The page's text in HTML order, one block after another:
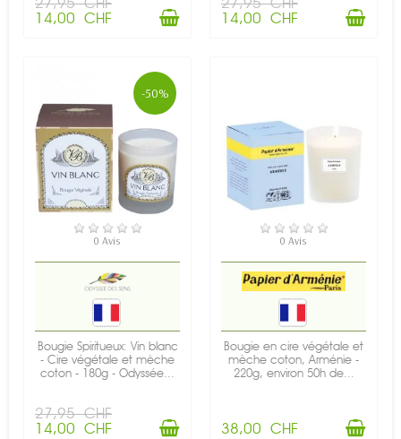
14,00 CHF
14,00 CHF
-50%
EN STOCK
0 Avis
Bougie Spiritueux: Vin blanc
- Cire végétale et mèche
coton - 180g - Odyssée...
27,95 CHF
14,00 CHF
EN STOCK
0 Avis
Bougie en cire végétale et
mèche coton, Arménie -
220g, environ 50h de...
38,00 CHF